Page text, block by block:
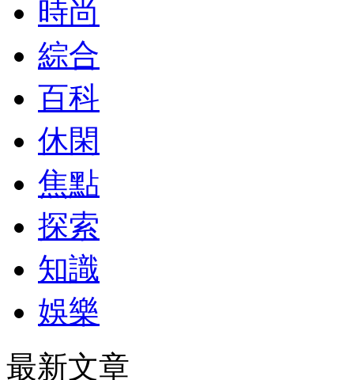
時尚
綜合
百科
休閑
焦點
探索
知識
娛樂
最新文章